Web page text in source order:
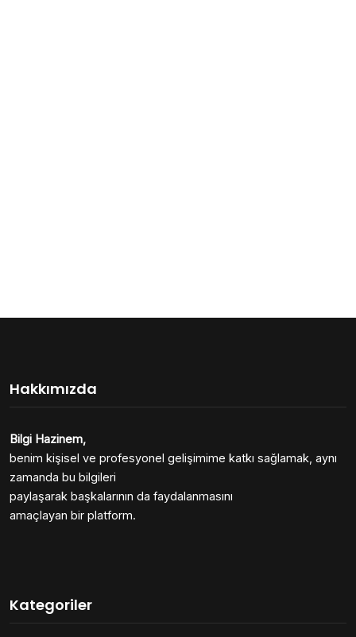
Hakkımızda
Bilgi Hazinem,
benim kişisel ve profesyonel gelişimime katkı sağlamak, aynı
zamanda bu bilgileri
paylaşarak başkalarının da faydalanmasını
amaçlayan bir platform.
Kategoriler